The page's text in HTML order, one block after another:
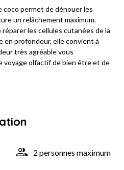
coco permet de dénouer les
un relâchement maximum.
les cellules cutanées de la
profondeur, elle convient à
très agréable vous
voyage olfactif de bien être et de
2 personnes maximum